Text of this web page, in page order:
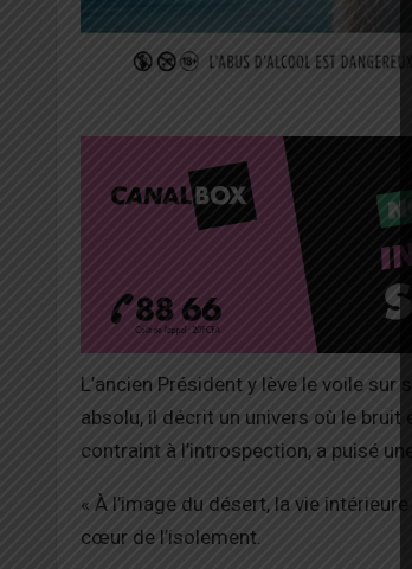
L’ancien Président y lève le voile
absolu, il décrit un univers où le bruit
contraint à l’introspection, a puisé une
« À l’image du désert, la vie
cœur de l’isolement.